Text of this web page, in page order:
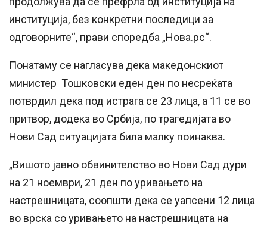
институција, без конкретни последици за
одговорните“, прави споредба „Нова.рс“.
Понатаму се нагласува дека македонскиот
министер Тошковски еден ден по несреќата
потврдил дека под истрага се 23 лица, а 11 се во
притвор, додека во Србија, по трагедијата во
Нови Сад ситуацијата била малку поинаква.
„Вишото јавно обвинителство во Нови Сад дури
на 21 ноември, 21 ден по уривањето на
настрешницата, соопшти дека се уапсени 12 лица
во врска со уривањето на настрешницата на